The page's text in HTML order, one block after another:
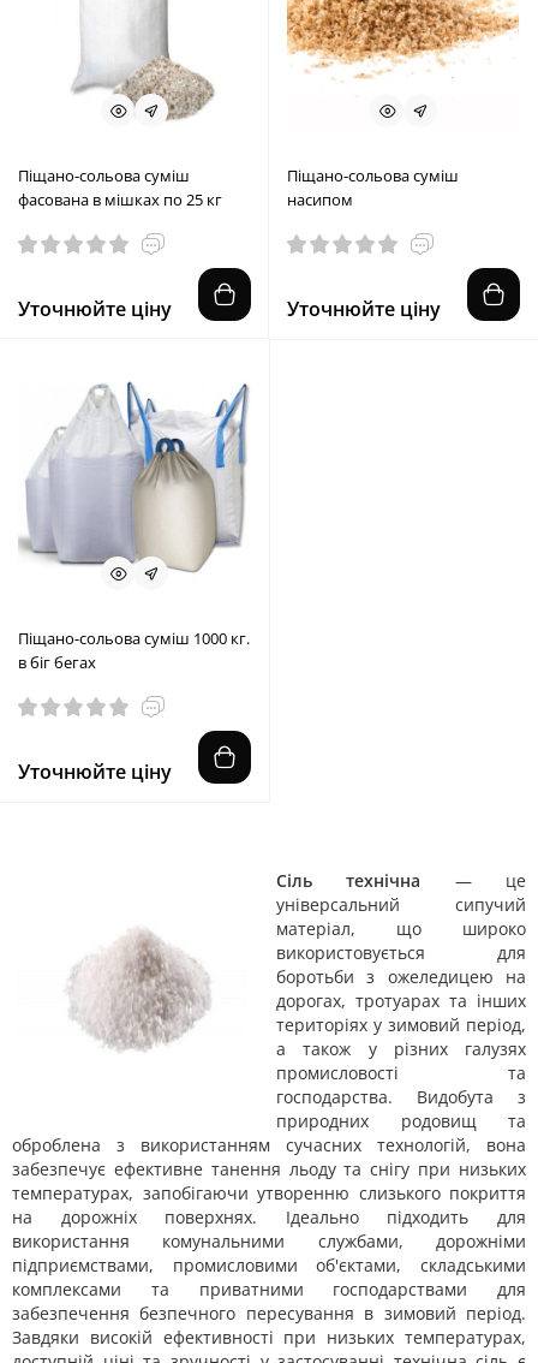
Піщано-сольова суміш
фасована в мішках по 25 кг
Уточнюйте ціну
Піщано-сольова суміш
насипом
Уточнюйте ціну
Піщано-сольова суміш 1000 кг.
в біг бегах
Уточнюйте ціну
Сіль технічна — це
універсальний сипучий
матеріал, що широко
використовується для
боротьби з ожеледицею на
дорогах, тротуарах та інших
територіях у зимовий період,
а також у різних галузях
промисловості та
господарства. Видобута з
природних родовищ та
оброблена з використанням сучасних технологій, вона
забезпечує ефективне танення льоду та снігу при низьких
температурах, запобігаючи утворенню слизького покриття
на дорожніх поверхнях. Ідеально підходить для
використання комунальними службами, дорожніми
підприємствами, промисловими об'єктами, складськими
комплексами та приватними господарствами для
забезпечення безпечного пересування в зимовий період.
Завдяки високій ефективності при низьких температурах,